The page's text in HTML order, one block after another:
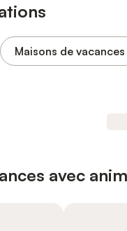
Maisons de vacances
avec